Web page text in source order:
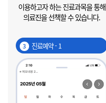
이용하고자 하는 진료과목을 통해
의료진을 선책할 수 있습니다.
3 진료예약 - 1